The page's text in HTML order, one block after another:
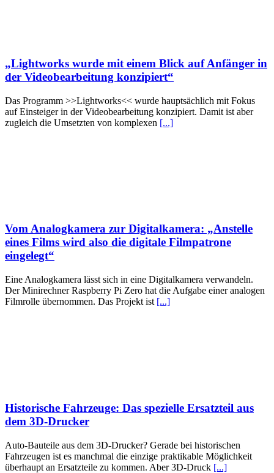
„Lightworks wurde mit einem Blick auf Anfänger in
der Videobearbeitung konzipiert“
Das Programm >>Lightworks<< wurde hauptsächlich mit Fokus
auf Einsteiger in der Videobearbeitung konzipiert. Damit ist aber
zugleich die Umsetzten von komplexen [...]
Vom Analogkamera zur Digitalkamera: „Anstelle
eines Films wird also die digitale Filmpatrone
eingelegt“
Eine Analogkamera lässt sich in eine Digitalkamera verwandeln.
Der Minirechner Raspberry Pi Zero hat die Aufgabe einer analogen
Filmrolle übernommen. Das Projekt ist [...]
Historische Fahrzeuge: Das spezielle Ersatzteil aus
dem 3D-Drucker
Auto-Bauteile aus dem 3D-Drucker? Gerade bei historischen
Fahrzeugen ist es manchmal die einzige praktikable Möglichkeit
überhaupt an Ersatzteile zu kommen. Aber 3D-Druck [...]